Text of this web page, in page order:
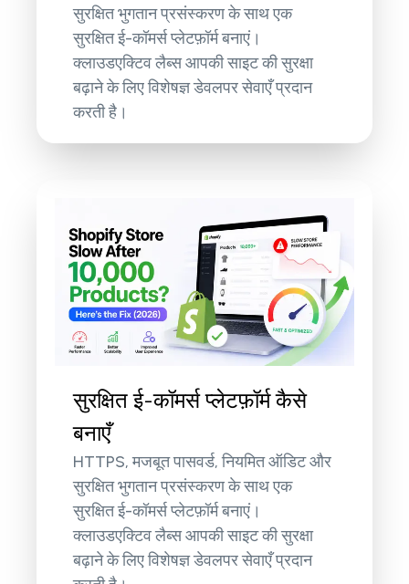
सुरक्षित भुगतान प्रसंस्करण के साथ एक
सुरक्षित ई-कॉमर्स प्लेटफ़ॉर्म बनाएं।
क्लाउडएक्टिव लैब्स आपकी साइट की सुरक्षा
बढ़ाने के लिए विशेषज्ञ डेवलपर सेवाएँ प्रदान
करती है।
सुरक्षित ई-कॉमर्स प्लेटफ़ॉर्म कैसे
बनाएँ
HTTPS, मजबूत पासवर्ड, नियमित ऑडिट और
सुरक्षित भुगतान प्रसंस्करण के साथ एक
सुरक्षित ई-कॉमर्स प्लेटफ़ॉर्म बनाएं।
क्लाउडएक्टिव लैब्स आपकी साइट की सुरक्षा
बढ़ाने के लिए विशेषज्ञ डेवलपर सेवाएँ प्रदान